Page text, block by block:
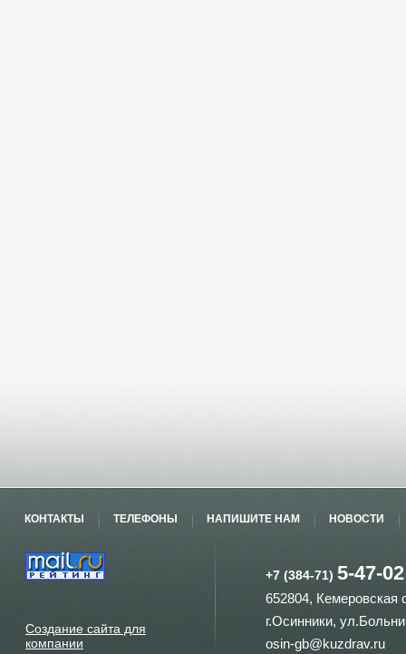
КОНТАКТЫ ТЕЛЕФОНЫ НАПИШИТЕ НАМ НОВОСТИ
Создание сайта для
компании
+7 (384-71) 5-47-02
652804, Кемеровская
г.Осинники,
osin-gb@kuzdrav.ru